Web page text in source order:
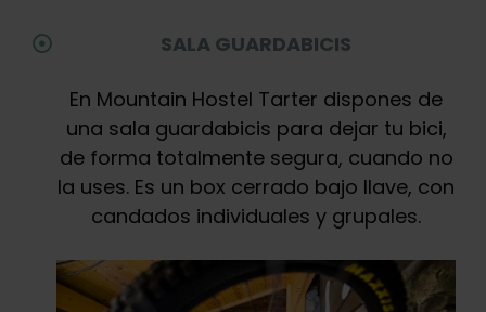
SALA GUARDABICIS
En Mountain Hostel Tarter dispones de
una sala guardabicis para dejar tu bici,
de forma totalmente segura, cuando no
la uses. Es un box cerrado bajo llave, con
candados individuales y grupales.